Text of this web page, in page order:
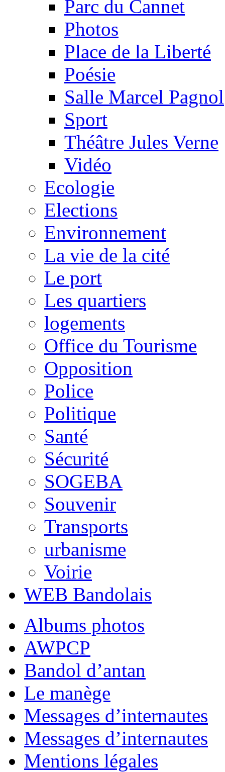
Parc du Cannet
Photos
Place de la Liberté
Poésie
Salle Marcel Pagnol
Sport
Théâtre Jules Verne
Vidéo
Ecologie
Elections
Environnement
La vie de la cité
Le port
Les quartiers
logements
Office du Tourisme
Opposition
Police
Politique
Santé
Sécurité
SOGEBA
Souvenir
Transports
urbanisme
Voirie
WEB Bandolais
Albums photos
AWPCP
Bandol d’antan
Le manège
Messages d’internautes
Messages d’internautes
Mentions légales